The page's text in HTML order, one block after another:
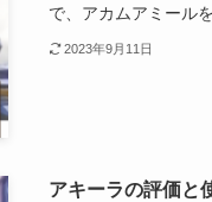
で、アカムアミール
2023年9月11日
アキーラの評価と